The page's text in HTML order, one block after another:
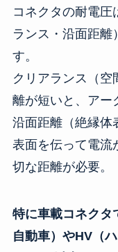
コネクタの耐電圧
ランス・沿面距離
す。
クリアランス（空
離が短いと、アー
沿面距離（絶縁体
表面を伝って電流
切な距離が必要。
特に車載コネクタ
自動車）やHV（